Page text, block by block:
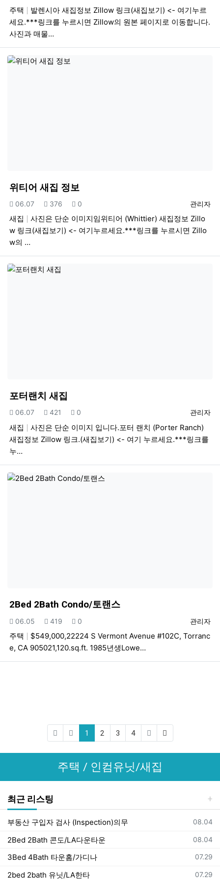
주택
발렌시아 새집정보 Zillow 링크(새집보기) <- 여기누르
세요.***링크를 누르시면 Zillow의 원본 페이지로 이동합니다.
사진과 매물…
위티어 새집 정보
등록자
관리자
등록일
06.07 조회
376 추천
0
새집
사진은 단순 이미지임위티어 (Whittier) 새집정보 Zillo
w 링크(새집보기) <- 여기누르세요.***링크를 누르시면 Zillo
w의 …
포터랜치 새집
등록자
관리자
등록일
06.07 조회
421 추천
0
새집
사진은 단순 이미지 입니다.포터 랜치 (Porter Ranch)
새집정보 Zillow 링크.(새집보기) <- 여기 누르세요.***링크를
누…
2Bed 2Bath Condo/토랜스
등록자
관리자
등록일
06.05 조회
419 추천
0
주택
$549,000,22224 S Vermont Avenue #102C, Torranc
e, CA 905021,120.sq.ft. 1985년생Lowe…
1 (current)
2 3 4
주택 / 인컴유닛/새집
최근 리스팅
등록일
08.04
부동산 구입자 검사 (Inspection)의무
등록일
08.04
2Bed 2Bath 콘도/LA다운타운
등록일
07.29
3Bed 4Bath 타운홈/가디나
등록일
07.29
2bed 2bath 유닛/LA한타